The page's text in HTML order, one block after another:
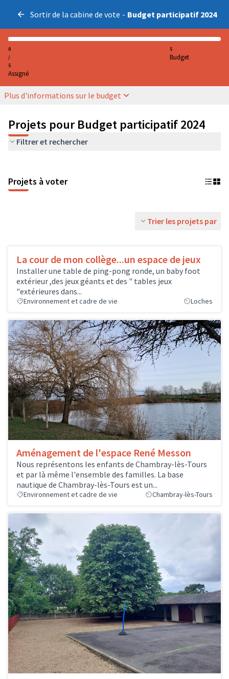
Sortir de la cabine de vote - Budget participatif 2024
0
/
5
Assigné
5
Budget
Plus d'informations sur le budget
Projets pour Budget participatif 2024
Filtrer et rechercher
Projets à voter
Trier les projets par
La cour de mon collège...un espace de jeux
Installer une table de ping-pong ronde, un baby foot
extérieur ,des jeux géants et des " tables jeux
"extérieures dans...
Environnement et cadre de vie Loches
Aménagement de l'espace René Messon
Nous représentons les enfants de Chambray-lès-Tours
et par là même l'ensemble des familles. La base
nautique de Chambray-lès-Tours est un...
Environnement et cadre de vie Chambray-lès-Tours